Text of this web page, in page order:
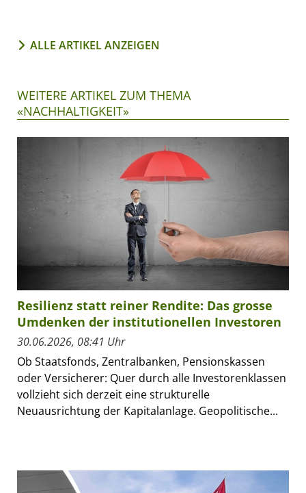
ALLE ARTIKEL ANZEIGEN
WEITERE ARTIKEL ZUM THEMA
«NACHHALTIGKEIT»
Resilienz statt reiner Rendite: Das grosse
Umdenken der institutionellen Investoren
30.06.2026, 08:41 Uhr
Ob Staatsfonds, Zentralbanken, Pensionskassen
oder Versicherer: Quer durch alle Investorenklassen
vollzieht sich derzeit eine strukturelle
Neuausrichtung der Kapitalanlage. Geopolitische...